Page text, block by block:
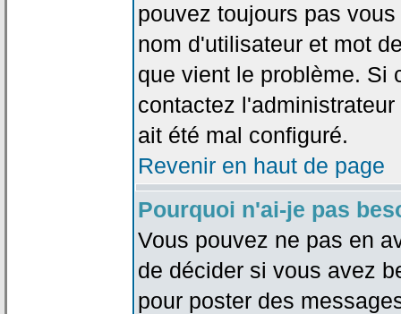
pouvez toujours pas
nom d'utilisateur et mot
que vient le problème. Si
contactez
ait été mal configuré.
Revenir en haut de page
Pourquoi n'ai-je pas
Vous pouvez ne pas en
de décider si vous avez
pour poster des